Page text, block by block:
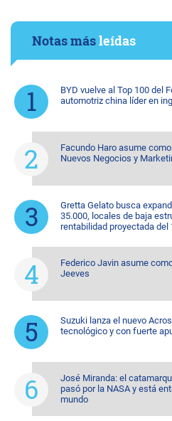
Notas másleídas
BYD vuelve al Top 100 del
automotriz china líder en
Facundo Haro asume
Nuevos Negocios y
Gretta Gelato busca
35.000, locales de baja
rentabilidad proyectada del
Federico Javin asume
Jeeves
Suzuki lanza el nuevo
tecnológico y con fuerte
José Miranda: el
pasó por la NASA y está
mundo